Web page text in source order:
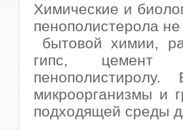
Химические и
пенополистерола
бытовой химии,
гипс, цемент
микроорганизмы и
подходящей среды